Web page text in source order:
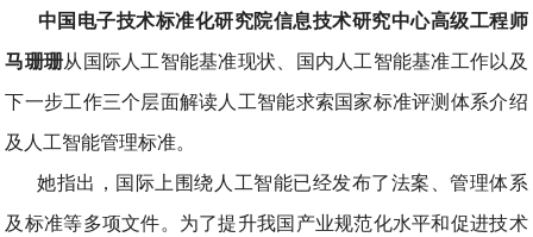
中国电子技术标准化研究院信息技术研究中心高级工程师
马珊珊从国际人工智能基准现状、国内人工智能基准工作以及
下一步工作三个层面解读人工智能求索国家标准评测体系介绍
及人工智能管理标准。
她指出，国际上围绕人工智能已经发布了法案、管理体系
及标准等多项文件。为了提升我国产业规范化水平和促进技术